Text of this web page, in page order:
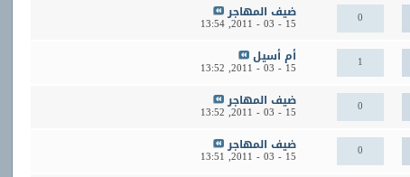
0 ضيف المهاجر
15 - 03 - 2011,
13:54
1 أم أسيل
15 - 03 - 2011,
13:52
0 ضيف المهاجر
15 - 03 - 2011,
13:52
0 ضيف المهاجر
15 - 03 - 2011,
13:51